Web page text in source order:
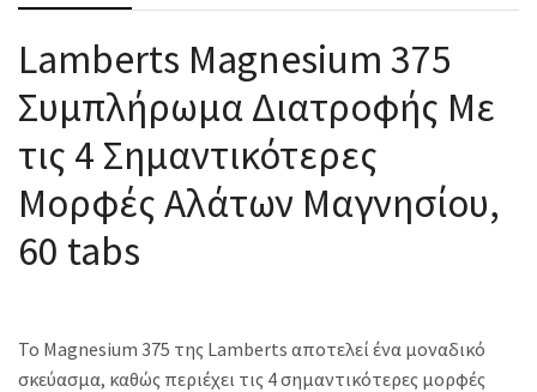
Lamberts Magnesium 375
Συμπλήρωμα Διατροφής Με
τις 4 Σημαντικότερες
Μορφές Αλάτων Μαγνησίου,
60 tabs
Το Magnesium 375 της Lamberts αποτελεί ένα μοναδικό
σκεύασμα, καθώς περιέχει τις 4 σημαντικότερες μορφές